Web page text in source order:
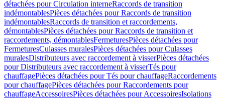
détachées pour Circulation interneRaccords de transition
indémontablesPièces détachées pour Raccords de transition
indémontablesRaccords de transition et raccordements,
démontablesPièces détachées pour Raccords de transition et
raccordements, démontablesFermeturesPièces détachées pour
FermeturesCulasses muralesPièces détachées pour Culasses
muralesDistributeurs avec raccordement à visserPièces détachées
pour Distributeurs avec raccordement à visserTés pour
chauffagePièces détachées pour Tés pour chauffageRaccordements
pour chauffagePièces détachées pour Raccordements pour
chauffageAccessoiresPièces détachées pour AccessoiresIsolations